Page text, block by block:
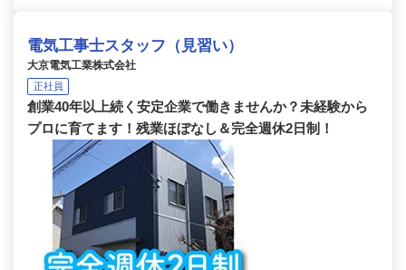
電気工事士スタッフ（見習い）
大京電気工業株式会社
正社員
創業40年以上続く安定企業で働きませんか？未経験から
プロに育てます！残業ほぼなし＆完全週休2日制！